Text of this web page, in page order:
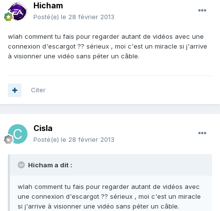
Hicham
Posté(e) le 28 février 2013
wlah comment tu fais pour regarder autant de vidéos avec une
connexion d'escargot ?? sérieux , moi c'est un miracle si j'arrive
à visionner une vidéo sans péter un câble.
Citer
Cisla
Posté(e) le 28 février 2013
Hicham a dit :
wlah comment tu fais pour regarder autant de vidéos avec
une connexion d'escargot ?? sérieux , moi c'est un miracle
si j'arrive à visionner une vidéo sans péter un câble.